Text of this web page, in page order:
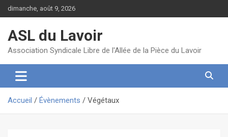
Aller
au
dimanche, août 9, 2026
ASL du Lavoir
Association Syndicale Libre de l'Allée de la Pièce du Lavoir
Accueil Évènements Végétaux